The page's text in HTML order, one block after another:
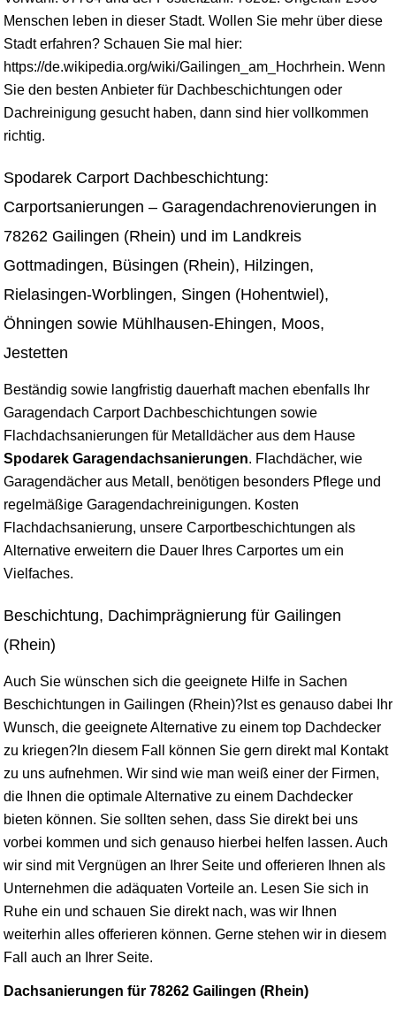
Menschen leben in dieser Stadt. Wollen Sie mehr über diese
Stadt erfahren? Schauen Sie mal hier:
https://de.wikipedia.org/wiki/Gailingen_am_Hochrhein. Wenn
Sie den besten Anbieter für Dachbeschichtungen oder
Dachreinigung gesucht haben, dann sind hier vollkommen
richtig.
Spodarek Carport Dachbeschichtung:
Carportsanierungen – Garagendachrenovierungen in
78262 Gailingen (Rhein) und im Landkreis
Gottmadingen, Büsingen (Rhein), Hilzingen,
Rielasingen-Worblingen, Singen (Hohentwiel),
Öhningen sowie Mühlhausen-Ehingen, Moos,
Jestetten
Beständig sowie langfristig dauerhaft machen ebenfalls Ihr
Garagendach Carport Dachbeschichtungen sowie
Flachdachsanierungen für Metalldächer aus dem Hause
Spodarek Garagendachsanierungen. Flachdächer, wie
Garagendächer aus Metall, benötigen besonders Pflege und
regelmäßige Garagendachreinigungen. Kosten
Flachdachsanierung, unsere Carportbeschichtungen als
Alternative erweitern die Dauer Ihres Carportes um ein
Vielfaches.
Beschichtung, Dachimprägnierung für Gailingen
(Rhein)
Auch Sie wünschen sich die geeignete Hilfe in Sachen
Beschichtungen in Gailingen (Rhein)?Ist es genauso dabei Ihr
Wunsch, die geeignete Alternative zu einem top Dachdecker
zu kriegen?In diesem Fall können Sie gern direkt mal Kontakt
zu uns aufnehmen. Wir sind wie man weiß einer der Firmen,
die Ihnen die optimale Alternative zu einem Dachdecker
bieten können. Sie sollten sehen, dass Sie direkt bei uns
vorbei kommen und sich genauso hierbei helfen lassen. Auch
wir sind mit Vergnügen an Ihrer Seite und offerieren Ihnen als
Unternehmen die adäquaten Vorteile an. Lesen Sie sich in
Ruhe ein und schauen Sie direkt nach, was wir Ihnen
weiterhin alles offerieren können. Gerne stehen wir in diesem
Fall auch an Ihrer Seite.
Dachsanierungen für 78262 Gailingen (Rhein)